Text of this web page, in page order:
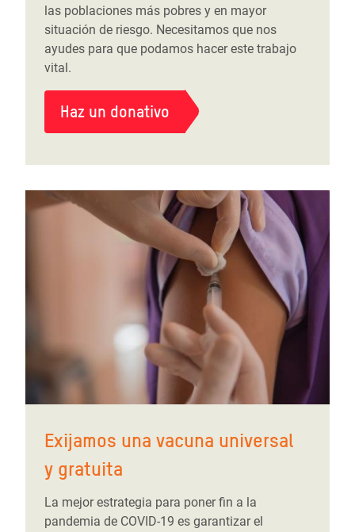
las poblaciones más pobres y en mayor
situación de riesgo. Necesitamos que nos
ayudes para que podamos hacer este trabajo
vital.
Haz un donativo
Exijamos una vacuna universal
y gratuita
La mejor estrategia para poner fin a la
pandemia de COVID-19 es garantizar el